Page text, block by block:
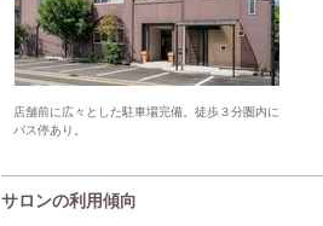
店舗前に広々とした駐車場完備。徒歩３分圏内に
バス停あり。
サロンの利用傾向